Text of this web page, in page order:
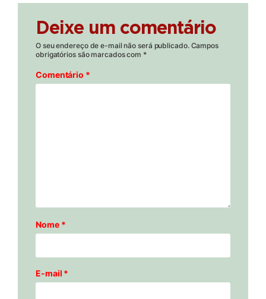
Deixe um comentário
O seu endereço de e-mail não será publicado. Campos
obrigatórios são marcados com *
Comentário *
Nome *
E-mail *